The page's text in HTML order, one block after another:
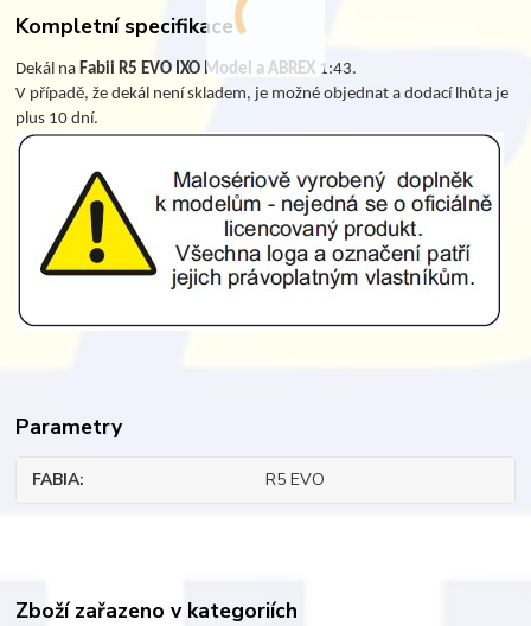
Kompletní specifikace
Dekál na Fabii R5 EVO IXO Model a ABREX 1:43.
V případě, že dekál není skladem, je možné objednat a dodací lhůta je
plus 10 dní.
Parametry
FABIA R5 EVO
Zboží zařazeno v kategoriích